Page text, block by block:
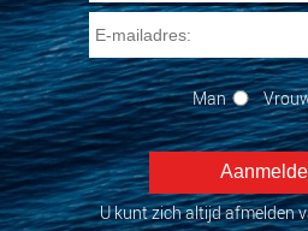
Man
U kunt zich altijd afmelden